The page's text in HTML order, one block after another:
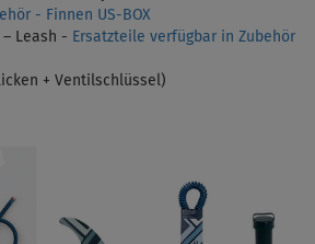
- Finnen US-BOX
Leash - Ersatzteile verfügbar in Zubehör
+ Ventilschlüssel)